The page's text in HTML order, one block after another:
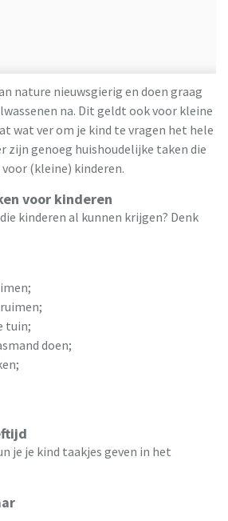
nature nieuwsgierig en doen graag
na. Dit geldt ook voor kleine
wat ver om je kind te vragen het hele
zijn genoeg huishoudelijke taken die
(kleine) kinderen.
voor kinderen
kinderen al kunnen krijgen? Denk
tuin;
doen;
je je kind taakjes geven in het